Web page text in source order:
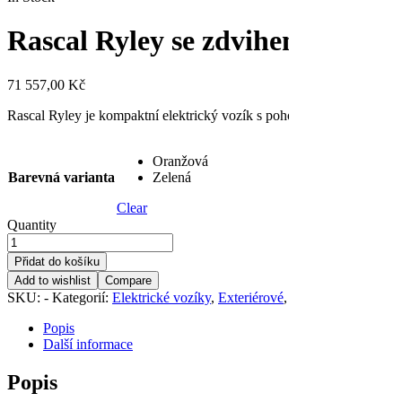
Rascal Ryley se zdvihem sedadla
71 557,00 Kč
Rascal Ryley je kompaktní elektrický vozík s pohonem středních kol
Barevná varianta
Oranžová
Zelená
Clear
Quantity
Přidat do košíku
Add to wishlist
Compare
SKU: - Kategorií: Elektrické vozíky, Exteriérové,
Popis
Další informace
Popis